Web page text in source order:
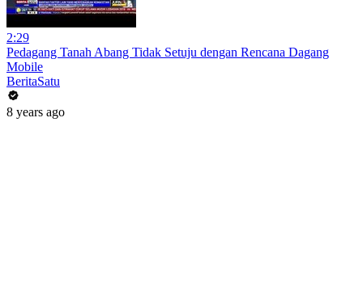
2:29
Pedagang Tanah Abang Tidak Setuju dengan Rencana Dagang
Mobile
BeritaSatu
8 years ago